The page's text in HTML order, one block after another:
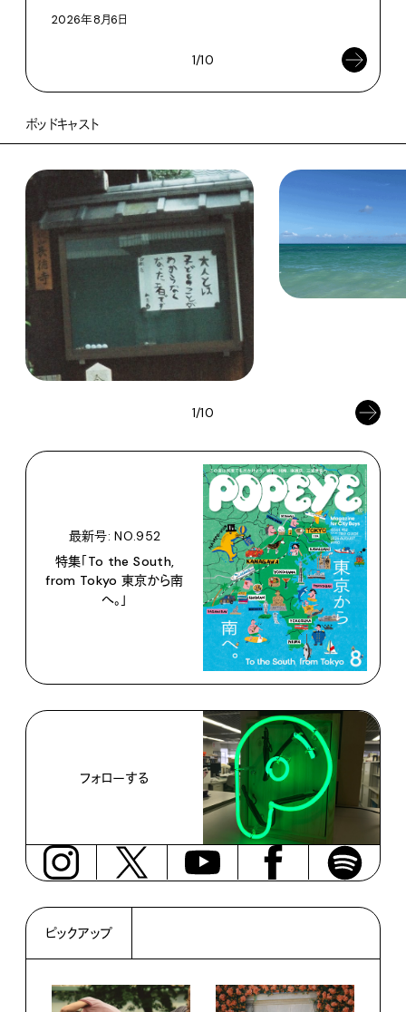
2026年8月6日
1/10
ポッドキャスト
1/10
最新号: NO.952
特集「To the South,
from Tokyo 東京から南
へ。」
フォローする
ピックアップ